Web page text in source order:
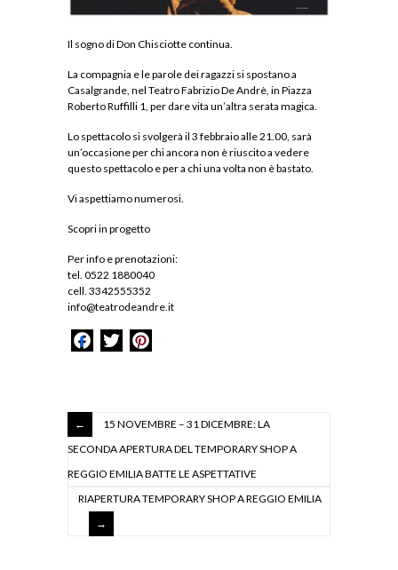
Il sogno di Don Chisciotte continua.
La compagnia e le parole dei ragazzi si spostano a
Casalgrande, nel Teatro Fabrizio De Andrè, in Piazza
Roberto Ruffilli 1, per dare vita un’altra serata magica.
Lo spettacolo si svolgerà il 3 febbraio alle 21.00, sarà
un’occasione per chi ancora non è riuscito a vedere
questo spettacolo e per a chi una volta non è bastato.
Vi aspettiamo numerosi.
Scopri in progetto
Per info e prenotazioni:
tel. 0522 1880040
cell. 3342555352
info@teatrodeandre.it
Facebook
Twitter
15 NOVEMBRE – 31 DICEMBRE: LA
SECONDA APERTURA DEL TEMPORARY SHOP A
REGGIO EMILIA BATTE LE ASPETTATIVE
RIAPERTURA TEMPORARY SHOP A REGGIO EMILIA